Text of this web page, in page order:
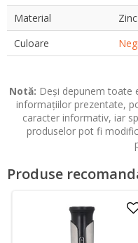
Material
Zinc
Culoare
Notă: Deși depunem toate
informațiilor prezentate,
caracter informativ, iar
produselor pot fi
Produse